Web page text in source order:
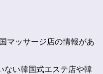
マッサージ店の情報があ
ない韓国式エステ店や韓